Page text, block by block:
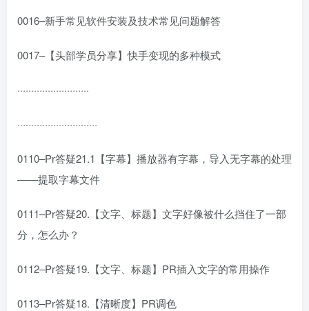
0016–新手常见软件安装及技术常见问题解答
0017–【头部学员分享】快手变现的多种模式
··························
·····························
0110–Pr答疑21.1【字幕】播放器有字幕，导入无字幕的处理
——提取字幕文件
0111–Pr答疑20.【文字、标题】文字好像被什么挡住了一部
分，怎么办？
0112–Pr答疑19.【文字、标题】PR插入文字的常用操作
0113–Pr答疑18.【清晰度】PR调色